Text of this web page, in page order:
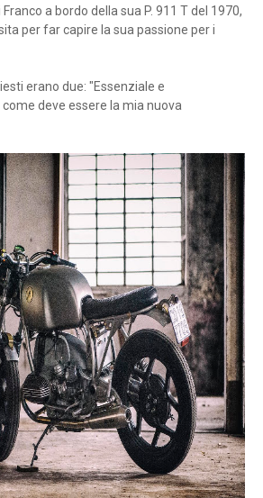
a bordo della sua P. 911 T del 1970,
per far capire la sua passione per i
erano due: "Essenziale e
deve essere la mia nuova